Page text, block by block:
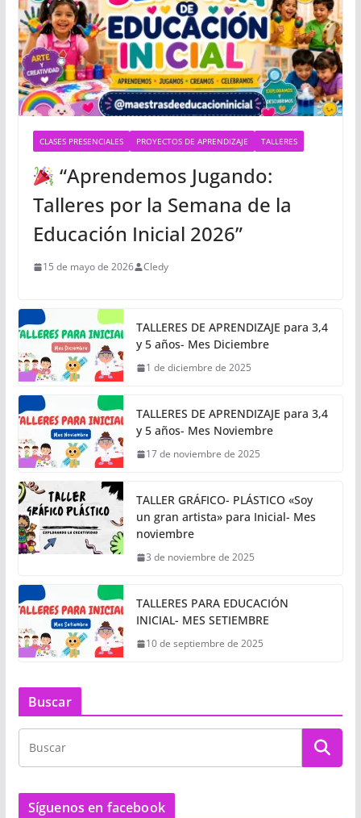
CLASES PRESENCIALES PROYECTOS DE APRENDIZAJE TALLERES
“Aprendemos Jugando:
Talleres por la Semana de la
Educación Inicial 2026”
15 de mayo de 2026 Cledy
TALLERES DE APRENDIZAJE para 3,4
y 5 años- Mes Diciembre
1 de diciembre de 2025
TALLERES DE APRENDIZAJE para 3,4
y 5 años- Mes Noviembre
17 de noviembre de 2025
TALLER GRÁFICO- PLÁSTICO «Soy
un gran artista» para Inicial- Mes
noviembre
3 de noviembre de 2025
TALLERES PARA EDUCACIÓN
INICIAL- MES SETIEMBRE
10 de septiembre de 2025
Buscar
Síguenos en facebook